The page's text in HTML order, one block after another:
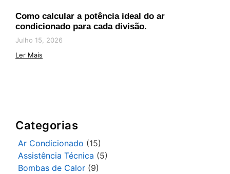
Como calcular a potência ideal do ar
condicionado para cada divisão.
Julho 15, 2026
Ler Mais
Categorias
Ar Condicionado (15)
Assistência Técnica (5)
Bombas de Calor (9)